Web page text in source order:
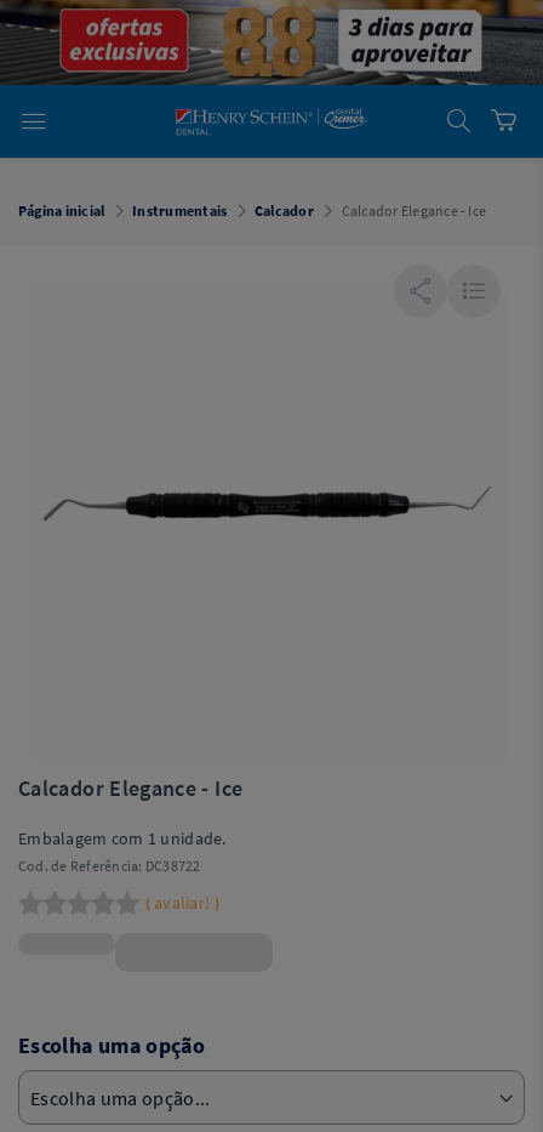
emDental
Cremer -
Henry Schein
Laboratório
Laboratório
Cremer -
Software
Odontológico
Página inicial Instrumentais Calcador Calcador Elegance - Ice
Calcador Elegance - Ice
Embalagem com 1 unidade.
Cod. de Referência: DC38722
( avaliar! )
Escolha uma opção